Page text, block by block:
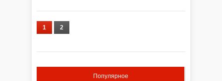
1 2
Популярное